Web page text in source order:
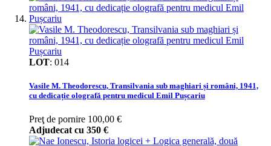
LOT: 014
Vasile M. Theodorescu, Transilvania sub maghiari și români, 1941,
cu dedicație olografă pentru medicul Emil Pușcariu
Preţ de pornire 100,00 €
Adjudecat cu 350 €